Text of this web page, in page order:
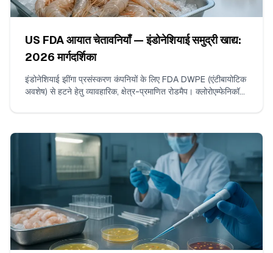
US FDA आयात चेतावनियाँ — इंडोनेशियाई समुद्री खाद्य:
2026 मार्गदर्शिका
इंडोनेशियाई झींगा प्रसंस्करण कंपनियों के लिए FDA DWPE (एंटीबायोटिक
अवशेष) से हटने हेतु व्यावहारिक, क्षेत्र-प्रमाणित रोडमैप। क्लोरोएम्फेनिकॉल